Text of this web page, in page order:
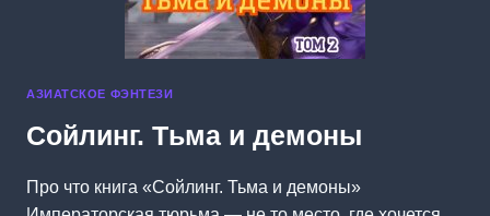
АЗИАТСКОЕ ФЭНТЕЗИ
Сойлинг. Тьма и демоны
Про что книга «Сойлинг. Тьма и демоны»